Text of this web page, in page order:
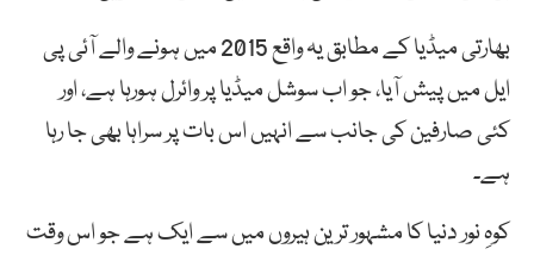
بھارتی میڈیا کے مطابق یہ واقع 2015 میں ہونے والے آئی پی
ایل میں پیش آیا، جو اب سوشل میڈیا پر وائرل ہورہا ہے، اور
کئی صارفین کی جانب سے انہیں اس بات پر سراہا بھی جا رہا
ہے۔
کوہِ نور دنیا کا مشہور ترین ہیروں میں سے ایک ہے جو اس وقت